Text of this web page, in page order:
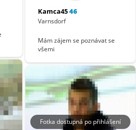
Kamca4546
Varnsdorf
Mám zájem se poznávat se
všemi
Fotka dostupná po přihlášení